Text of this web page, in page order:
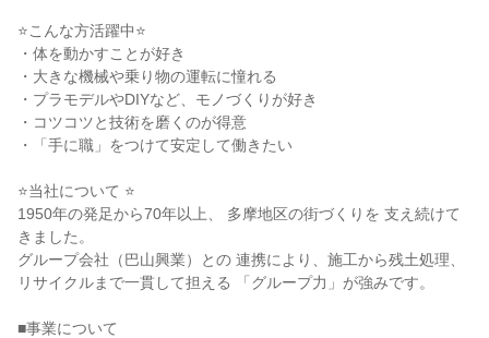
⭐こんな方活躍中⭐
・体を動かすことが好き
・大きな機械や乗り物の運転に憧れる
・プラモデルやDIYなど、モノづくりが好き
・コツコツと技術を磨くのが得意
・「手に職」をつけて安定して働きたい
⭐当社について ⭐
1950年の発足から70年以上、 多摩地区の街づくりを 支え続けて
きました。
グループ会社（巴山興業）との 連携により、施工から残土処理、
リサイクルまで一貫して担える 「グループ力」が強みです。
■事業について